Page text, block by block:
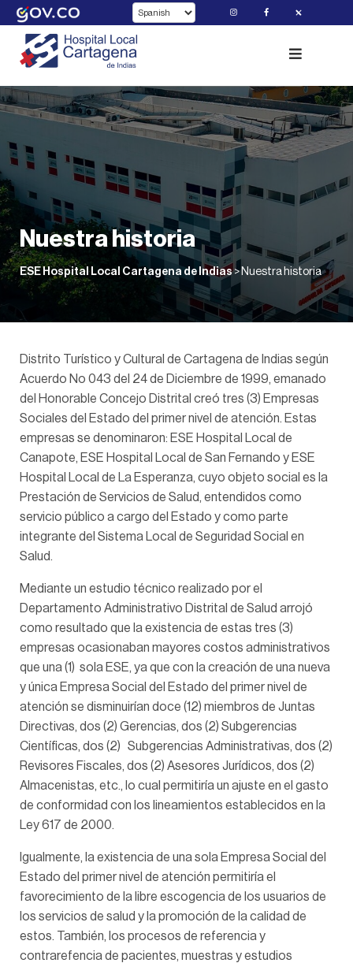
Skip
content
Nuestra historia
ESE Hospital Local Cartagena de Indias>Nuestra historia
Distrito Turístico y Cultural de Cartagena de Indias según
Acuerdo No 043 del 24 de Diciembre de 1999, emanado
del Honorable Concejo Distrital creó tres (3) Empresas
Sociales del Estado del primer nivel de atención. Estas
empresas se denominaron: ESE Hospital Local de
Canapote, ESE Hospital Local de San Fernando y ESE
Hospital Local de La Esperanza, cuyo objeto social es la
Prestación de Servicios de Salud, entendidos como
servicio público a cargo del Estado y como parte
integrante del Sistema Local de Seguridad Social en
Salud.
Mediante un estudio técnico realizado por el
Departamento Administrativo Distrital de Salud arrojó
como resultado que la existencia de estas tres (3)
empresas ocasionaban mayores costos administrativos
que una (1) sola ESE, ya que con la creación de una nueva
y única Empresa Social del Estado del primer nivel de
atención se disminuirían doce (12) miembros de Juntas
Directivas, dos (2) Gerencias, dos (2) Subgerencias
Científicas, dos (2) Subgerencias Administrativas, dos (2)
Revisores Fiscales, dos (2) Asesores Jurídicos, dos (2)
Almacenistas, etc., lo cual permitiría un ajuste en el gasto
de conformidad con los lineamientos establecidos en la
Ley 617 de 2000.
Igualmente, la existencia de una sola Empresa Social del
Estado del primer nivel de atención permitiría el
favorecimiento de la libre escogencia de los usuarios de
los servicios de salud y la promoción de la calidad de
estos. También, los procesos de referencia y
contrarefencia de pacientes, muestras y estudios